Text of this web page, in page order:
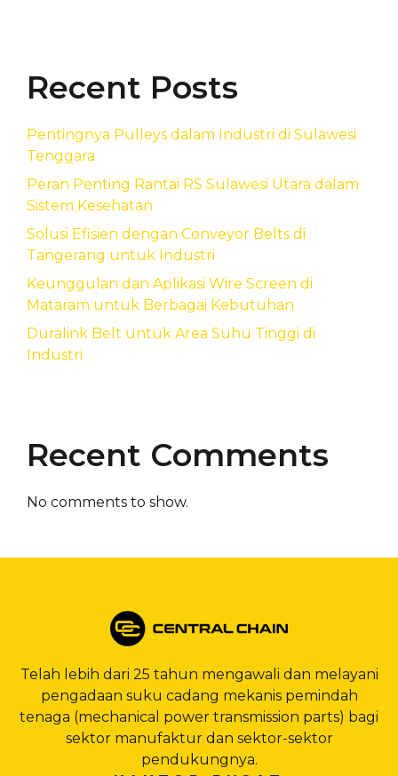
Recent Posts
Pentingnya Pulleys dalam Industri di Sulawesi
Tenggara
Peran Penting Rantai RS Sulawesi Utara dalam
Sistem Kesehatan
Solusi Efisien dengan Conveyor Belts di
Tangerang untuk Industri
Keunggulan dan Aplikasi Wire Screen di
Mataram untuk Berbagai Kebutuhan
Duralink Belt untuk Area Suhu Tinggi di
Industri
Recent Comments
No comments to show.
Telah lebih dari 25 tahun mengawali dan melayani
pengadaan suku cadang mekanis pemindah
tenaga (mechanical power transmission parts) bagi
sektor manufaktur dan sektor-sektor
pendukungnya.